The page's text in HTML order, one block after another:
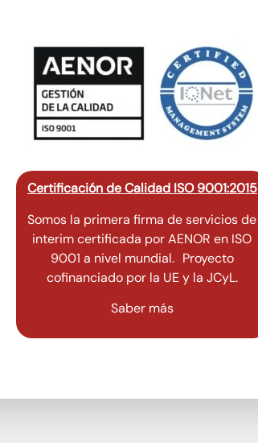
Certificación de Calidad ISO 9001:2015
Somos la primera firma de servicios de
interim certificada por AENOR en ISO
9001 a nivel mundial. Proyecto
cofinanciado por la UE y la JCyL.
Saber más